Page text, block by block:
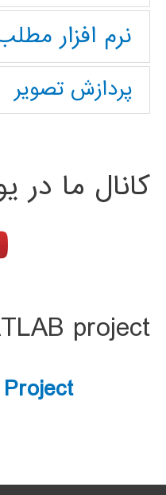
نرم افزار
پردازش تصویر
کانال ما در
project